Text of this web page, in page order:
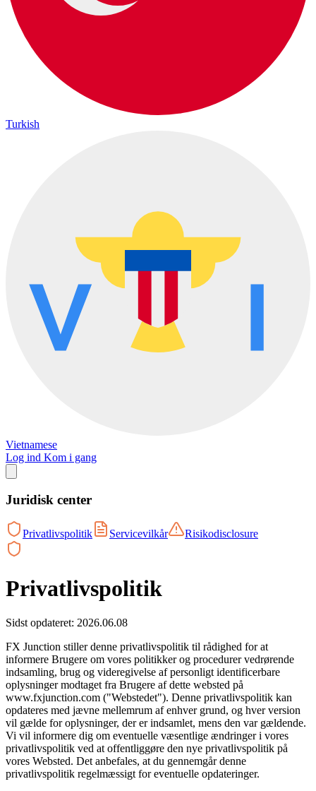
Turkish
Vietnamese
Log ind Kom i gang
Juridisk center
Privatlivspolitik Servicevilkår Risikodisclosure
Privatlivspolitik
Sidst opdateret: 2026.06.08
FX Junction stiller denne privatlivspolitik til rådighed for at
informere Brugere om vores politikker og procedurer vedrørende
indsamling, brug og videregivelse af personligt identificerbare
oplysninger modtaget fra Brugere af dette websted på
www.fxjunction.com ("Webstedet"). Denne privatlivspolitik kan
opdateres med jævne mellemrum af enhver grund, og hver version
vil gælde for oplysninger, der er indsamlet, mens den var gældende.
Vi vil informere dig om eventuelle væsentlige ændringer i vores
privatlivspolitik ved at offentliggøre den nye privatlivspolitik på
vores Websted. Det anbefales, at du gennemgår denne
privatlivspolitik regelmæssigt for eventuelle opdateringer.